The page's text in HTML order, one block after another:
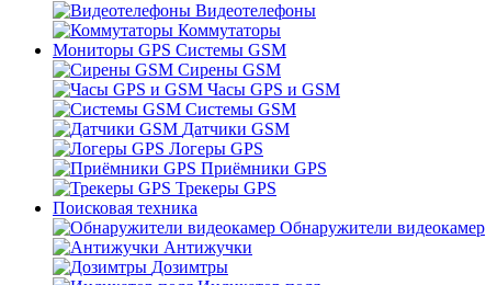
Видеотелефоны
Коммутаторы
Мониторы GPS Системы GSM
Сирены GSM
Часы GPS и GSM
Системы GSM
Датчики GSM
Логеры GPS
Приёмники GPS
Трекеры GPS
Поисковая техника
Обнаружители видеокамер
Антижучки
Дозимтры